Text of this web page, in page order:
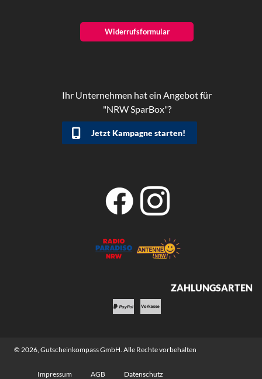
Widerrufsformular
Ihr Unternehmen hat ein Angebot für
"NRW SparBox"?
Jetzt Kampagne starten!
ZAHLUNGSARTEN
© 2026, Gutscheinkompass GmbH. Alle Rechte vorbehalten
Impressum AGB Datenschutz